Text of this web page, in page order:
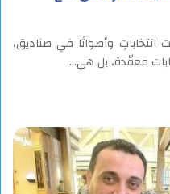
وأصواتًا في صناديق،
معقّدة، بل هي…